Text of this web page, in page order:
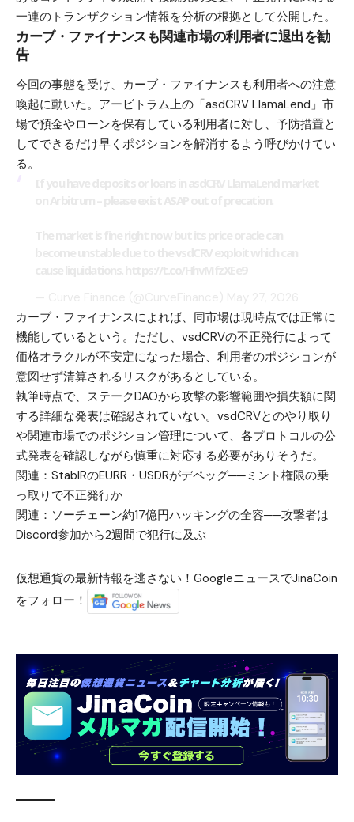
一連のトランザクション情報を分析の根拠として公開した。
カーブ・ファイナンスも関連市場の利用者に退出を勧
告
今回の事態を受け、カーブ・ファイナンスも利用者への注意
喚起に動いた。アービトラム上の「asdCRV LlamaLend」市
場で預金やローンを保有している利用者に対し、予防措置と
してできるだけ早くポジションを解消するよう呼びかけてい
る。
カーブ・ファイナンスによれば、同市場は現時点では正常に
機能しているという。ただし、vsdCRVの不正発行によって
価格オラクルが不安定になった場合、利用者のポジションが
意図せず清算されるリスクがあるとしている。
執筆時点で、ステークDAOから攻撃の影響範囲や損失額に関
する詳細な発表は確認されていない。vsdCRVとのやり取り
や関連市場でのポジション管理について、各プロトコルの公
式発表を確認しながら慎重に対応する必要がありそうだ。
関連： StablRのEURR・USDRがデペッグ──ミント権限の乗
っ取りで不正発行か
関連： ソーチェーン約17億円ハッキングの全容──攻撃者は
Discord参加から2週間で犯行に及ぶ
仮想通貨の最新情報を逃さない！GoogleニュースでJinaCoin
をフォロー！